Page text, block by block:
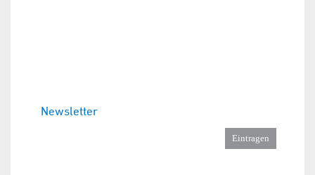
Newsletter